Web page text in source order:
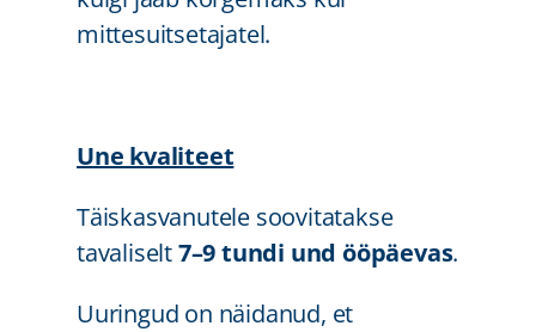
mittesuitsetajatel.
Une kvaliteet
Täiskasvanutele soovitatakse
tavaliselt7–9 tundi und ööpäevas.
Uuringud on näidanud, et